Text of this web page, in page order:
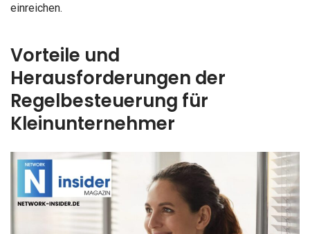
einreichen.
Vorteile und
Herausforderungen der
Regelbesteuerung für
Kleinunternehmer